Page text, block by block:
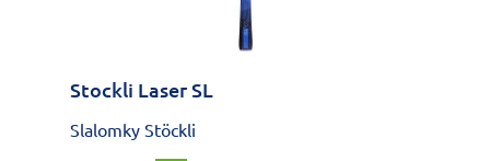
Stockli Laser SL
Slalomky Stöckli